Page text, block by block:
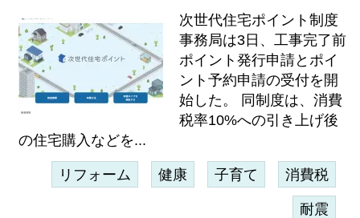
次世代住宅ポイント制度
事務局は3日、工事完了前
ポイント発行申請とポイ
ント予約申請の受付を開
始した。 同制度は、消費
税率10%への引き上げ後
の住宅購入などを...
リフォーム 健康 子育て 消費税
耐震